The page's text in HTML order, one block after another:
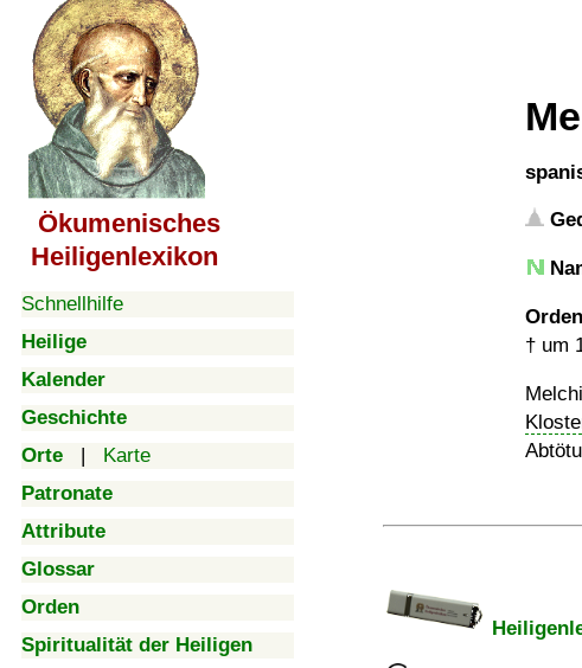
Ökumenisches
Heiligenlexikon
Schnellhilfe
Heilige
Kalender
Geschichte
Orte | Karte
Patronate
Attribute
Glossar
Orden
Spiritualität der Heiligen
† um